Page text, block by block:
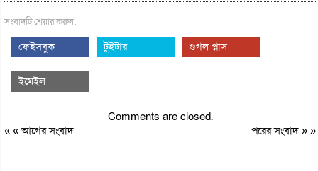
সংবাদটি শেয়ার করুন:
ফেইসবুক টুইটার গুগল প্লাস
ইমেইল
Comments are closed.
« «আগের সংবাদ পরের সংবাদ» »